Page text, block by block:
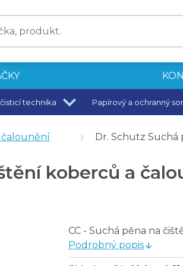
technika Papírový a ochranný
l
Dr. Schutz
koberců a
CC - Suchá pěna na
Podrobný popis